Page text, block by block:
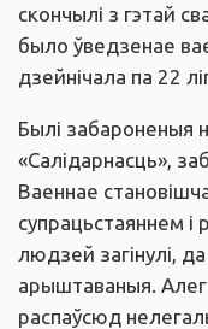
скончылі з гэтай
было ўведзенае
дзейнічала па 22
Былі забароненыя
«Салідарнасць»,
Ваеннае
супрацьстаяннем і
людзей загінулі,
арыштаваныя. Алег
распаўсюд